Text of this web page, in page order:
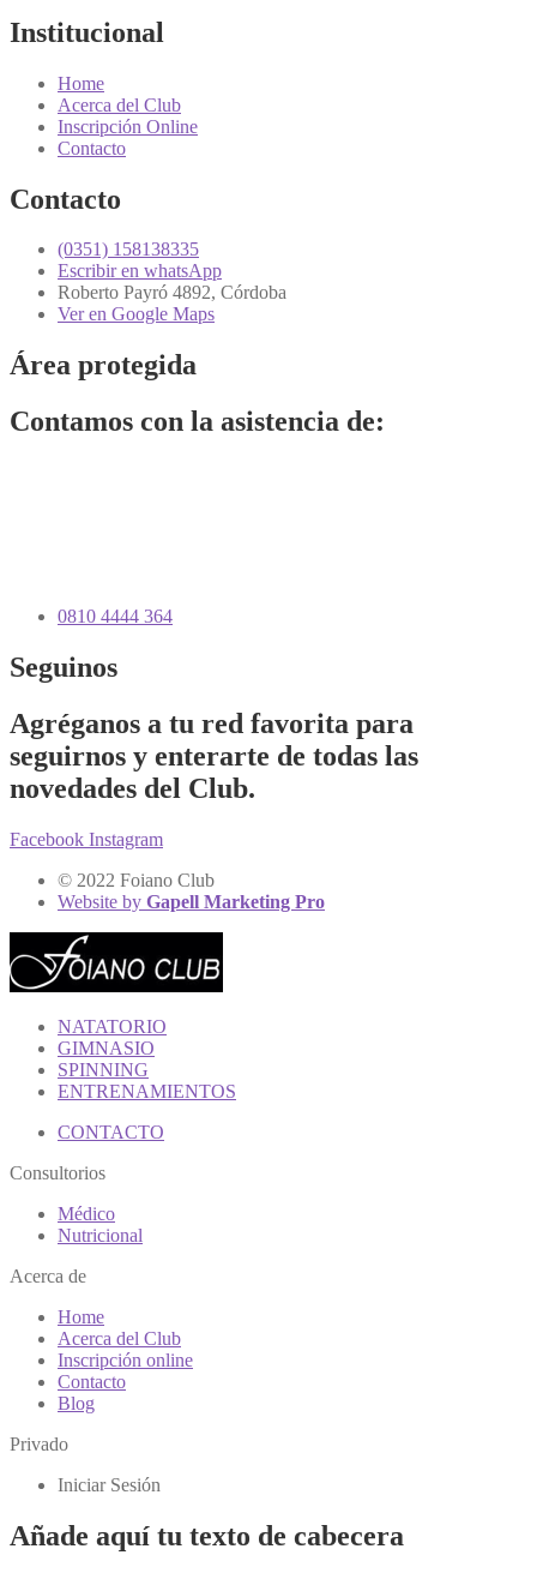
Institucional
Home
Acerca del Club
Inscripción Online
Contacto
Contacto
(0351) 158138335
Escribir en whatsApp
Roberto Payró 4892, Córdoba
Ver en Google Maps
Área protegida
Contamos con la asistencia de:
0810 4444 364
Seguinos
Agréganos a tu red favorita para
seguirnos y enterarte de todas las
novedades del Club.
Facebook Instagram
© 2022 Foiano Club
Website by Gapell Marketing Pro
NATATORIO
GIMNASIO
SPINNING
ENTRENAMIENTOS
CONTACTO
Consultorios
Médico
Nutricional
Acerca de
Home
Acerca del Club
Inscripción online
Contacto
Blog
Privado
Iniciar Sesión
Añade aquí tu texto de cabecera